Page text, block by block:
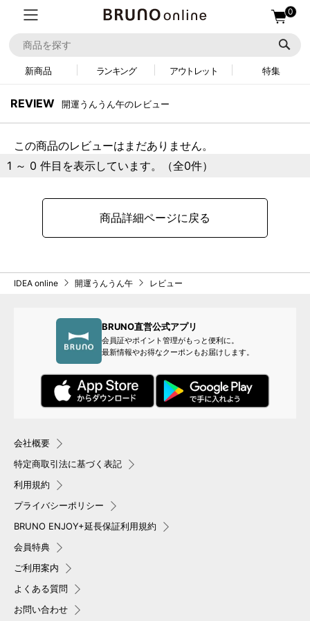
0
新商品 ランキング アウトレット 特集
REVIEW 開運うんうん午のレビュー
この商品のレビューはまだありません。
1 ～ 0 件目を表示しています。（全0件）
商品詳細ページに戻る
IDEA online 開運うんうん午 レビュー
BRUNO直営公式アプリ
会員証やポイント管理がもっと便利に。
最新情報やお得なクーポンもお届けします。
会社概要
特定商取引法に基づく表記
利用規約
プライバシーポリシー
BRUNO ENJOY+延長保証利用規約
会員特典
ご利用案内
よくある質問
お問い合わせ